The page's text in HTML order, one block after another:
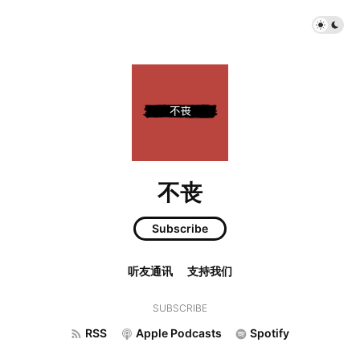
不丧
Subscribe
听友通讯 支持我们
SUBSCRIBE
RSS Apple Podcasts Spotify